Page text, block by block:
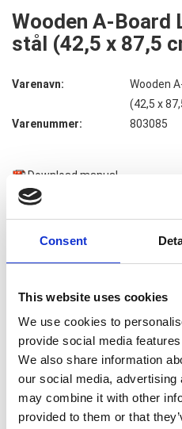
Consent
This website uses cookies
We use cookies to
provide social media
We also share information
our social media,
may combine it with other
provided to them or that
Wooden A-Board
stål (42,5 x 87,5
Varenavn:
Wooden
(42,5 x
Varenummer:
803085
Download manual
Lys Bøgetræ (42,5 x 87,5 cm )
A-skilt fremstillet i lyst bøgetræ.
ståltavler, som kan bruges både
Skiltet er til indendørs og